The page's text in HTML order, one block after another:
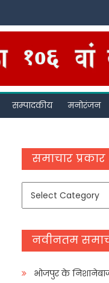
सम्पादकीय मनोरंजन
समाचार प्रकार
समाचार
नवीनतम
भोजपुर के